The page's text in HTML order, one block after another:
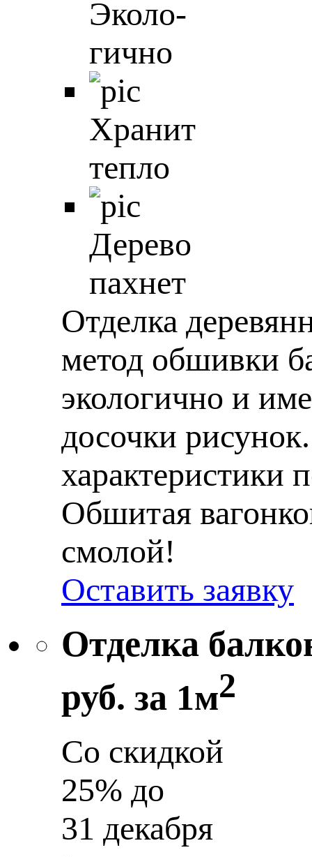
Эколо-
гично
Хранит
тепло
Дерево
пахнет
Отделка
метод обшивки
экологично и
досочки
характеристики
Обшитая
смолой!
Оставить заявку
Отделка
руб. за 1м2
Со скидкой
25% до
31 декабря